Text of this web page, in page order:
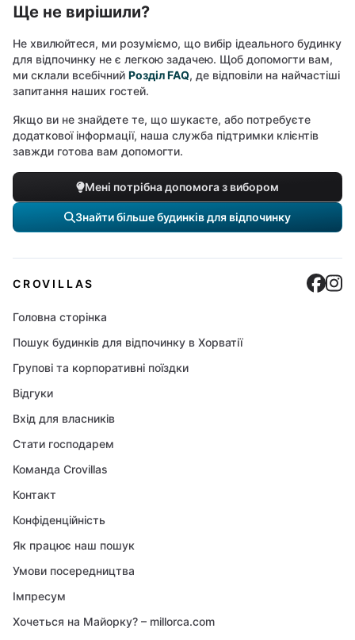
Ще не вирішили?
Не хвилюйтеся, ми розуміємо, що вибір ідеального будинку
для відпочинку не є легкою задачею. Щоб допомогти вам,
ми склали всебічний Розділ FAQ, де відповіли на найчастіші
запитання наших гостей.
Якщо ви не знайдете те, що шукаєте, або потребуєте
додаткової інформації, наша служба підтримки клієнтів
завжди готова вам допомогти.
Мені потрібна допомога з вибором
Знайти більше будинків для відпочинку
CROVILLAS
Головна сторінка
Пошук будинків для відпочинку в Хорватії
Групові та корпоративні поїздки
Відгуки
Вхід для власників
Стати господарем
Команда Crovillas
Контакт
Конфіденційність
Як працює наш пошук
Умови посередництва
Імпресум
Хочеться на Майорку? – millorca.com